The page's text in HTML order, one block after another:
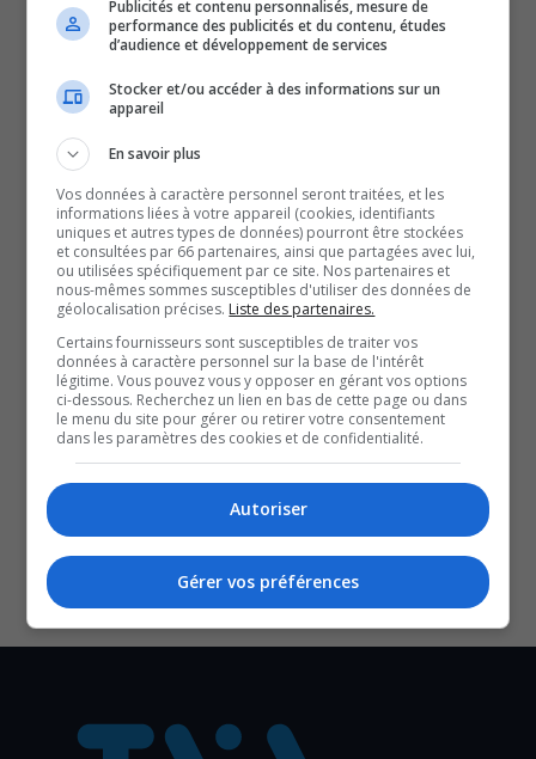
en alternance est prévue du lundi au jeudi, entre
7 h 30 et 17 h pour permettre la réalisation de
travaux d’entretien de structure. La voie est
rétrécie à 3 mètres.
À lire aussi :
Travaux de planage et resurfaçage sur la route 105, à
Low, entre le chemin Principal et le chemin Lacharity
Reconstruction de structure au Lac-des-Plages, sur le
chemin du Lac-de-la-Carpe
Fermeture de voies de l’A-5 pour remplacement de
puisards et de regards-puisards entre les échangeurs
Saint-Joseph et Scott
SOUTENIR NOS MÉDIAS, C’EST PROTÉGER NOTRE
CULTURE ET NOTRE ÉCONOMIE
Publicités et contenu personnalisés, mesure de
performance des publicités et du contenu, études
d’audience et développement de services
Stocker et/ou accéder à des informations sur un
appareil
En savoir plus
Vos données à caractère personnel seront traitées, et les
informations liées à votre appareil (cookies, identifiants
uniques et autres types de données) pourront être stockées
et consultées par 66 partenaires, ainsi que partagées avec lui,
ou utilisées spécifiquement par ce site. Nos partenaires et
nous-mêmes sommes susceptibles d'utiliser des données de
géolocalisation précises. Liste des partenaires.
Certains fournisseurs sont susceptibles de traiter vos
données à caractère personnel sur la base de l'intérêt
légitime. Vous pouvez vous y opposer en gérant vos options
ci-dessous. Recherchez un lien en bas de cette page ou dans
le menu du site pour gérer ou retirer votre consentement
dans les paramètres des cookies et de confidentialité.
Autoriser
Gérer vos préférences